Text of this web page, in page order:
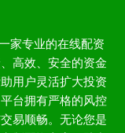
家专业的在线配资
高效、安全的资金
用户灵活扩大投资
台拥有严格的风控
易顺畅。无论您是